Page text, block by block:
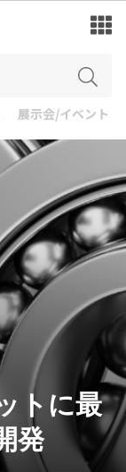
展示会/イベント
トに最
発